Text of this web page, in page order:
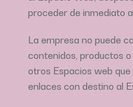
proceder de inmediato
La empresa no puede
contenidos, productos
otros Espacios web
enlaces con destino al